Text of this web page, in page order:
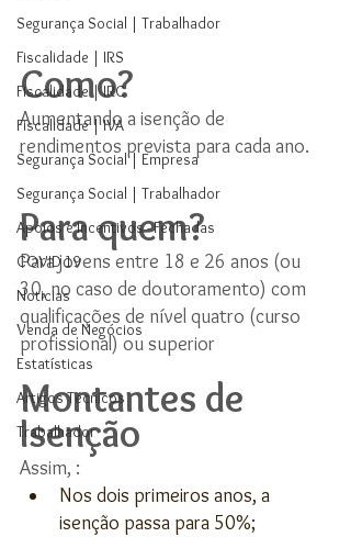
Segurança Social | Trabalhador
Fiscalidade | IRS
Fiscalidade | IRC
Fiscalidade | IVA
Segurança Social | Empresa
Segurança Social | Trabalhador
Apoios e Incentivos - Fechadas
COVID 19
Noticias
Venda de Negócios
Estatísticas
Artigos Técnicos
Trabalhador
Como?
Aumentando a isenção de
rendimentos prevista para cada ano.
Para quem?
Para jovens entre 18 e 26 anos (ou
30, no caso de doutoramento) com
qualificações de nível quatro (curso
profissional) ou superior
Montantes de
Isenção
Assim, :
Nos dois primeiros anos, a
isenção passa para 50%;